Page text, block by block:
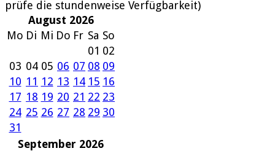
prüfe die stundenweise Verfügbarkeit)
August 2026
Mo Di Mi Do Fr Sa So
01 02
03 04 05 06 07 08 09
10 11 12 13 14 15 16
17 18 19 20 21 22 23
24 25 26 27 28 29 30
31
September 2026